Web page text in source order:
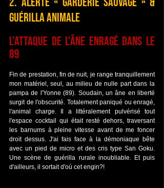
Guérilla Animale
L'attaque de l'âne enragé dans le
89
Fin de prestation, fin de nuit, je range tranquillement
mon matériel, seul, au milieu de nulle part dans la
pampa de l'Yonne (89). Soudain, un âne en liberté
surgit de l'obscurité. Totalement paniqué ou enragé,
l'animal charge. Il a littéralement pulvérisé tout
l'espace cocktail qui était resté dehors, traversant
les barnums à pleine vitesse avant de me foncer
droit dessus. J'ai fais face à la démoniaque bête
avec un pied de micro et des cris type San Goku.
Une scène de guérilla rurale inoubliable. Et puis
d'ailleurs, il sortait d'où cet engin?!